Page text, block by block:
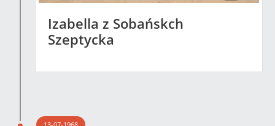
Izabella z Sobańskch
Szeptycka